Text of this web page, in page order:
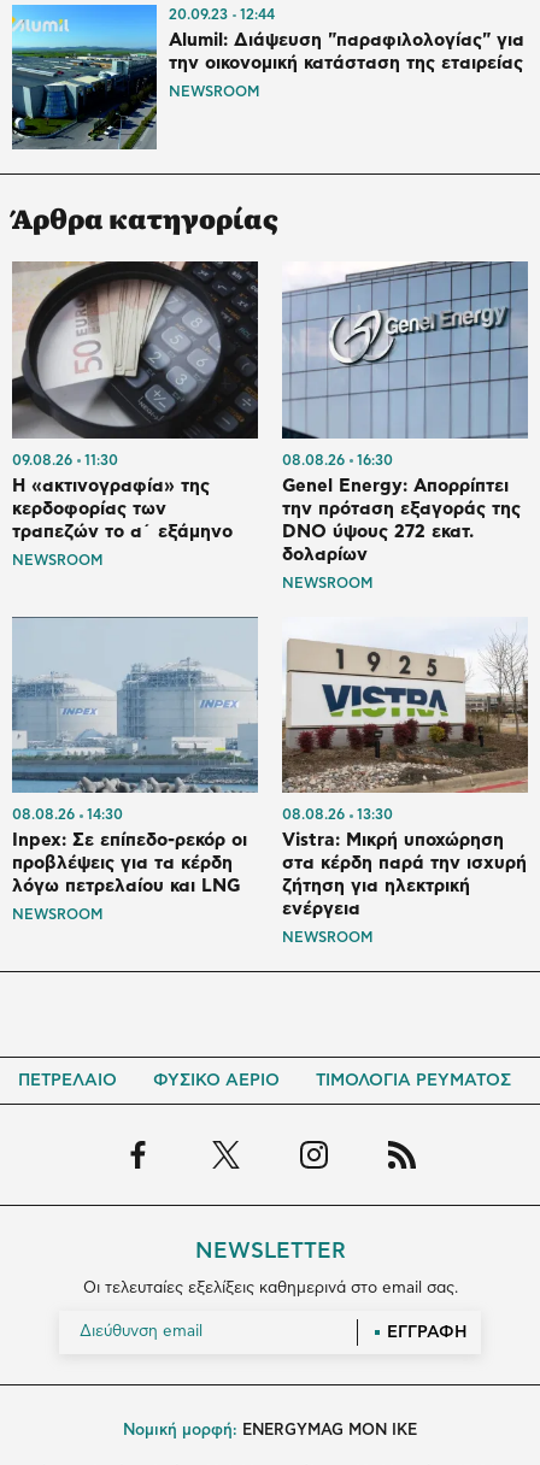
20.09.23 12:44
Alumil: Διάψευση "παραφιλολογίας" για
την οικονομική κατάσταση της εταιρείας
NEWSROOM
Άρθρα κατηγορίας
09.08.26 11:30
Η «ακτινογραφία» της
κερδοφορίας των
τραπεζών το α΄ εξάμηνο
NEWSROOM
08.08.26 16:30
Genel Energy: Απορρίπτει
την πρόταση εξαγοράς της
DNO ύψους 272 εκατ.
δολαρίων
NEWSROOM
08.08.26 14:30
Inpex: Σε επίπεδο-ρεκόρ οι
προβλέψεις για τα κέρδη
λόγω πετρελαίου και LNG
NEWSROOM
08.08.26 13:30
Vistra: Μικρή υποχώρηση
στα κέρδη παρά την ισχυρή
ζήτηση για ηλεκτρική
ενέργεια
NEWSROOM
ΠΕΤΡΕΛΑΙΟ ΦΥΣΙΚΟ ΑΕΡΙΟ ΤΙΜΟΛΟΓΙΑ ΡΕΥΜΑΤΟΣ
NEWSLETTER
Οι τελευταίες εξελίξεις καθημερινά στο email σας.
ΕΓΓΡΑΦΗ
Νομική μορφή: ENERGYMAG MON IKE